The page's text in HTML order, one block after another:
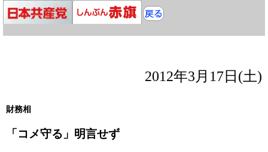
2012年3月17日(土)
財務相
「コメ守る」明言せず